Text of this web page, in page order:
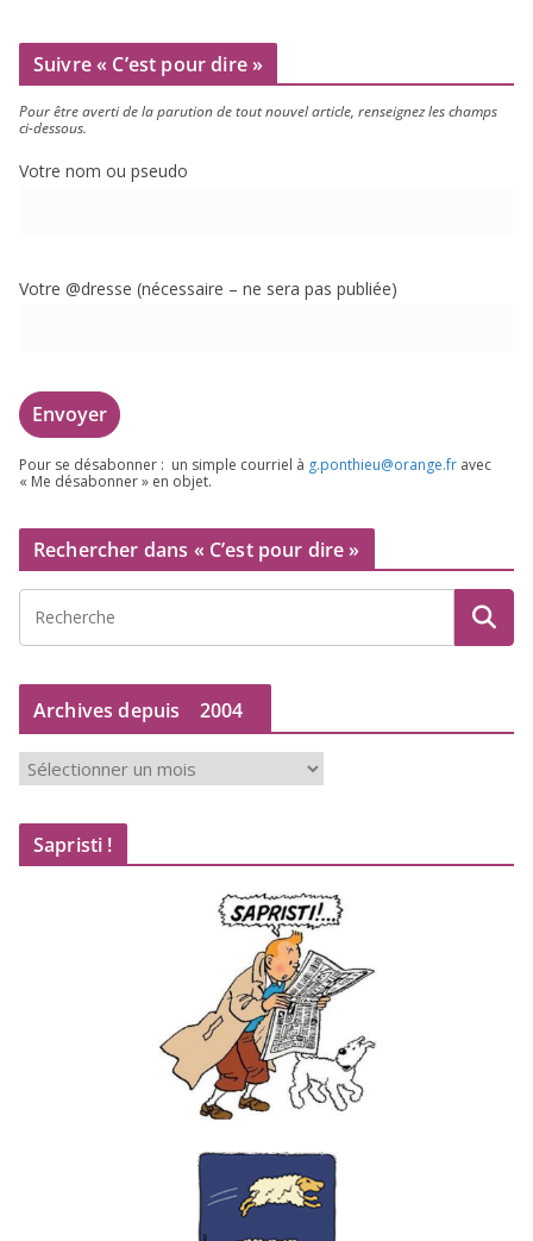
Suivre « C’est pour dire »
Pour être aver­ti de la paru­tion de tout nou­vel article, ren­sei­gnez les champs
ci-dessous.
Votre nom ou pseudo
Votre @dresse (néces­saire – ne sera pas publiée)
Pour se désa­bon­ner : un simple cour­riel à g.​ponthieu@​orange.​fr avec
« Me désa­bon­ner » en objet.
Rechercher dans « C’est pour dire »
Archives depuis 2004
c
Sapristi !